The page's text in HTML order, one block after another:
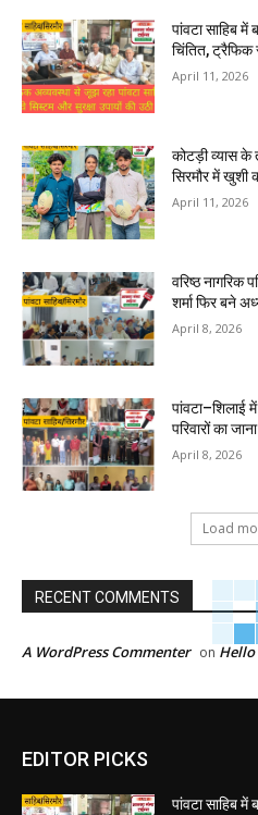
पांवटा साहिब
चिंतित,
April 11, 2026
कोटड़ी व्यास के
सिरमौर में खुशी
April 11, 2026
वरिष्ठ नागरिक
शर्मा फिर बने
April 8, 2026
पांवटा–शिलाई
परिवारों का
April 8, 2026
Load
RECENT COMMENTS
A WordPress Commenter on
EDITOR PICKS
पांवटा साहिब